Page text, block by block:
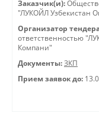
Заказчик(и):
"ЛУКОЙЛ Узбекистан
Организатор
ответственностью
Компани"
Документы: ЗКП
Прием заявок до: